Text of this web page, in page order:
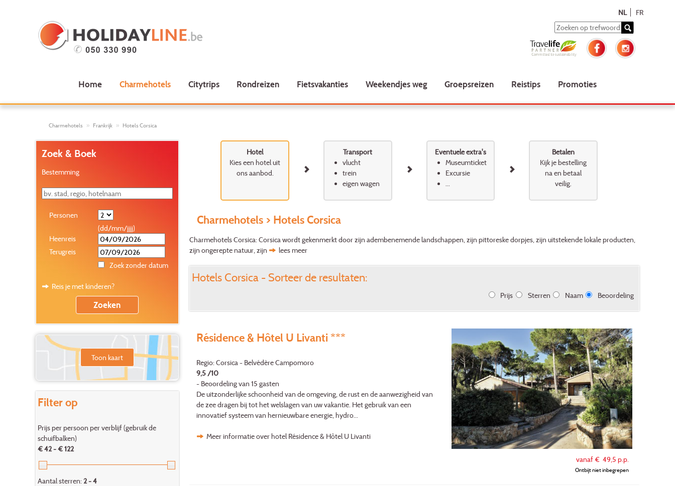
NL FR
Home Charmehotels Citytrips Rondreizen Fietsvakanties Weekendjes weg Groepsreizen Reistips Promoties
Charmehotels Frankrijk Hotels Corsica
Hotel
Kies een hotel uit
ons aanbod.
Transport
vlucht
trein
eigen wagen
Eventuele extra's
Museumticket
Excursie
Betalen
Kijk je bestelling
na en betaal
veilig.
Charmehotels> Hotels Corsica
Charmehotels Corsica: Corsica wordt gekenmerkt door zijn adembenemende landschappen, zijn pittoreske dorpjes, zijn uitstekende lokale producten,
zijn ongerepte natuur, zijn
lees meer
Hotels Corsica - Sorteer de resultaten:
Prijs Sterren Naam Beoordeling
vanaf € 49,5 p.p.
Ontbijt niet inbegrepen
Résidence & Hôtel U Livanti ***
Regio: Corsica - Belvédère Campomoro
9,5 /10
- Beoordeling van 15 gasten
De uitzonderlijke schoonheid van de omgeving, de rust en de aanwezigheid van
de zee dragen bij tot het welslagen van uw vakantie. Het gebruik van een
innovatief systeem van hernieuwbare energie, hydro...
Meer informatie over hotel Résidence & Hôtel U Livanti
Zoek & Boek
Bestemming
Personen
(dd/mm/jjjj)
Heenreis
Terugreis
Zoek zonder datum
Reis je met kinderen?
Toon kaart
Filter op
Prijs per persoon per verblijf (gebruik de
schuifbalken)
€ 42 - € 122
Aantal sterren: 2 - 4